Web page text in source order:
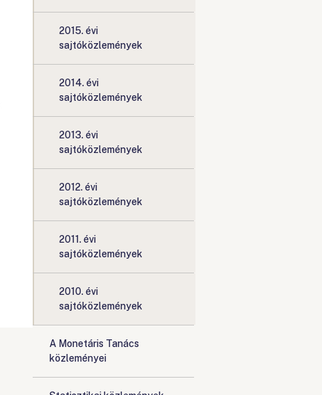
2015. évi
sajtóközlemények
2014. évi
sajtóközlemények
2013. évi
sajtóközlemények
2012. évi
sajtóközlemények
2011. évi
sajtóközlemények
2010. évi
sajtóközlemények
A Monetáris Tanács
közleményei